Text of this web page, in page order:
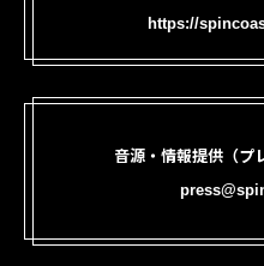
https://
音源・情報提供（プ